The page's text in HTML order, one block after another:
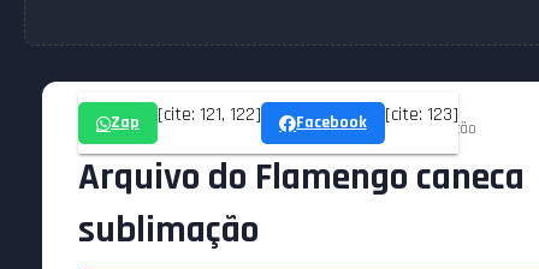
Home » Imagens » Arquivo do Flamengo caneca sublimação
Arquivo do Flamengo caneca
sublimação
Zap [cite: 121, 122] Facebook [cite: 123]